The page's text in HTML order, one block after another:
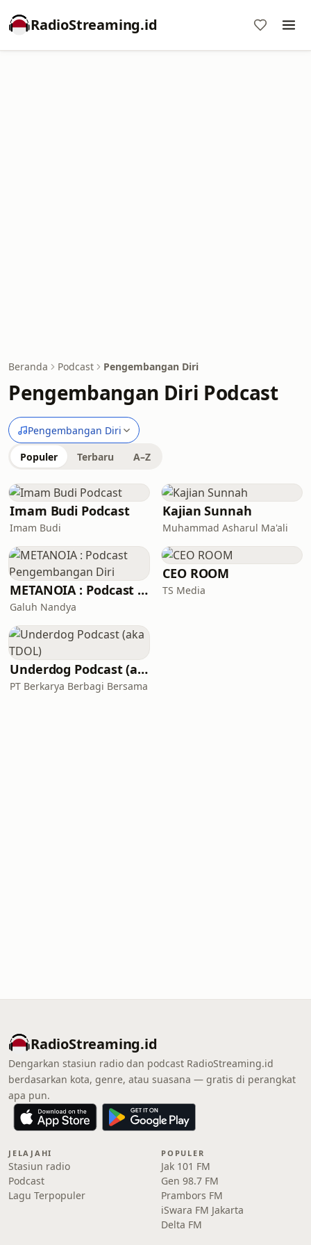
RadioStreaming.id
Beranda Podcast Pengembangan Diri
Pengembangan Diri Podcast
Pengembangan Diri
Populer Terbaru A–Z
Imam Budi Podcast
Imam Budi
Kajian Sunnah
Muhammad Asharul Ma'ali
METANOIA : Podcast Pengembangan Diri
Galuh Nandya
CEO ROOM
TS Media
Underdog Podcast (aka TDOL)
PT Berkarya Berbagi Bersama
RadioStreaming.id
Dengarkan stasiun radio dan podcast RadioStreaming.id
berdasarkan kota, genre, atau suasana — gratis di perangkat
apa pun.
JELAJAHI
Stasiun radio
Podcast
Lagu Terpopuler
POPULER
Jak 101 FM
Gen 98.7 FM
Prambors FM
iSwara FM Jakarta
Delta FM